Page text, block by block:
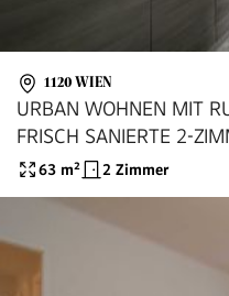
1120 WIEN
URBAN WOHNEN MIT
FRISCH SANIERTE 2-
63 m² 2 Zimmer